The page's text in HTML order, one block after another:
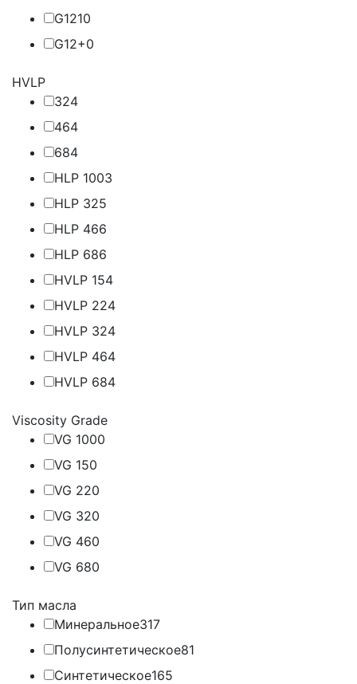
G1210
G12+0
HVLP
324
464
684
HLP 1003
HLP 325
HLP 466
HLP 686
HVLP 154
HVLP 224
HVLP 324
HVLP 464
HVLP 684
Viscosity Grade
VG 1000
VG 150
VG 220
VG 320
VG 460
VG 680
Тип масла
Минеральное317
Полусинтетическое81
Синтетическое165